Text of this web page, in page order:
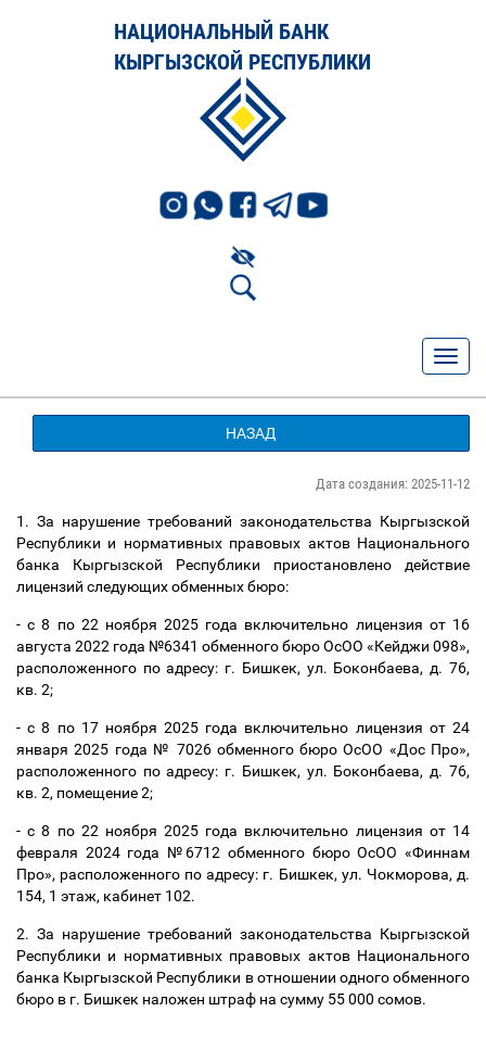
НАЦИОНАЛЬНЫЙ БАНК
КЫРГЫЗСКОЙ РЕСПУБЛИКИ
НАЗАД
Дата создания: 2025-11-12
1. За нарушение требований законодательства Кыргызской
Республики и нормативных правовых актов Национального
банка Кыргызской Республики приостановлено действие
лицензий следующих обменных бюро:
- с 8 по 22 ноября 2025 года включительно лицензия от 16
августа 2022 года №6341 обменного бюро ОсОО «Кейджи 098»,
расположенного по адресу: г. Бишкек, ул. Боконбаева, д. 76,
кв. 2;
- с 8 по 17 ноября 2025 года включительно лицензия от 24
января 2025 года № 7026 обменного бюро ОсОО «Дос Про»,
расположенного по адресу: г. Бишкек, ул. Боконбаева, д. 76,
кв. 2, помещение 2;
- с 8 по 22 ноября 2025 года включительно лицензия от 14
февраля 2024 года №6712 обменного бюро ОсОО «Финнам
Про», расположенного по адресу: г. Бишкек, ул. Чокморова, д.
154, 1 этаж, кабинет 102.
2. За нарушение требований законодательства Кыргызской
Республики и нормативных правовых актов Национального
банка Кыргызской Республики в отношении одного обменного
бюро в г. Бишкек наложен штраф на сумму 55 000 сомов.